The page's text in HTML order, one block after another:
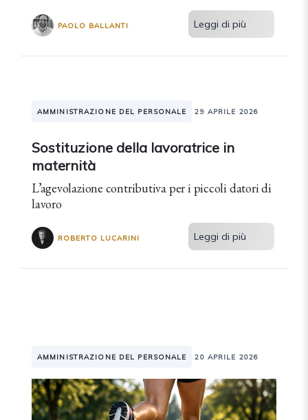
PAOLO BALLANTI Leggi di più
AMMINISTRAZIONE DEL PERSONALE 29 APRILE 2026
Sostituzione della lavoratrice in
maternità
L’agevolazione contributiva per i piccoli datori di
lavoro
ROBERTO LUCARINI Leggi di più
AMMINISTRAZIONE DEL PERSONALE 20 APRILE 2026